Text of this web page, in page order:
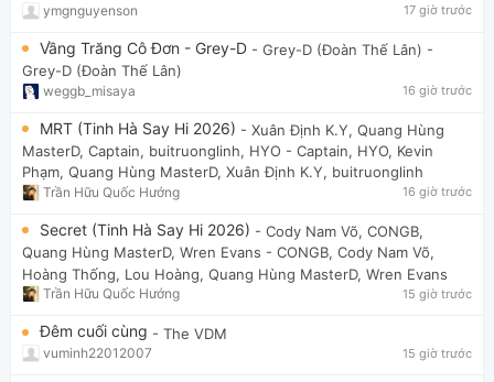
ymgnguyenson 17 giờ trước
Vầng Trăng Cô Đơn - Grey-D - Grey-D (Đoàn Thế Lân) -
Grey-D (Đoàn Thế Lân)
weggb_misaya 16 giờ trước
MRT (Tinh Hà Say Hi 2026) - Xuân Định K.Y, Quang Hùng
MasterD, Captain, buitruonglinh, HYO - Captain, HYO, Kevin
Phạm, Quang Hùng MasterD, Xuân Định K.Y, buitruonglinh
Trần Hữu Quốc Hướng 16 giờ trước
Secret (Tinh Hà Say Hi 2026) - Cody Nam Võ, CONGB,
Quang Hùng MasterD, Wren Evans - CONGB, Cody Nam Võ,
Hoàng Thống, Lou Hoàng, Quang Hùng MasterD, Wren Evans
Trần Hữu Quốc Hướng 15 giờ trước
Đêm cuối cùng - The VDM
vuminh22012007 15 giờ trước